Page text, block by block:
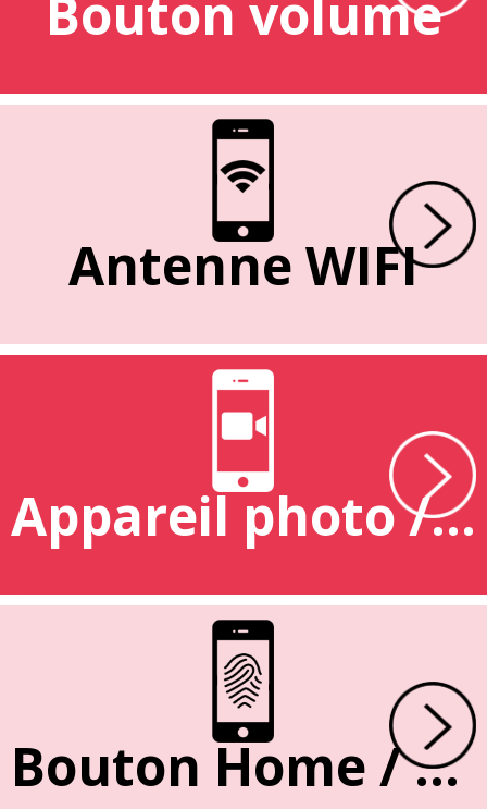
Bouton volume
Antenne WIFI
Appareil photo / caméra
Bouton Home / Empreinte